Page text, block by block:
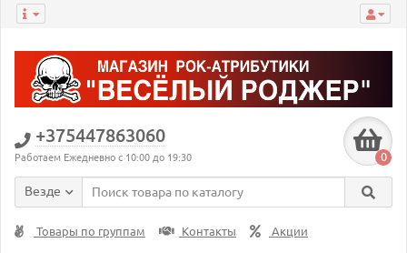
+375447863060
Работаем Ежедневно с 10:00 до 19:30 0
Везде
Товары по группам Контакты Акции